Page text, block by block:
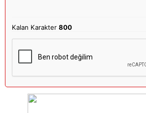
Kalan Karakter800